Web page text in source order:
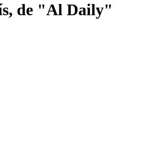
de "Al Daily"